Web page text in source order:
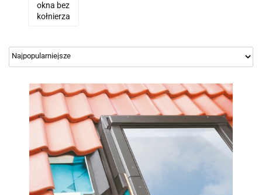
okna bez
kołnierza